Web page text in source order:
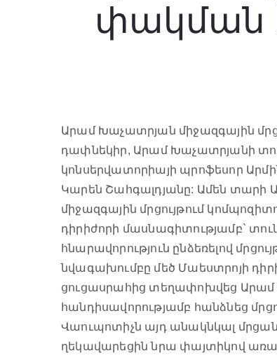
փակման
Արամ Խաչատրյան միջազգային
դափնեկիր, Արամ Խաչատրյանի
կոնսերվատորիայի պրոֆեսոր
Կարեն Շահգալդյանը: Ամեն տարի
միջազգային մրցույթում
դիրիժորի մասնագիտությամբ`
հնարավորություն ընձեռելով
նվագախումբը մեծ Մաեստրոյի
ցուցասրահից տեղափոխվեց Արամ
հանդիսավորությամբ հանձնեց
Վաուպոտիչն այդ անակնկալ
ղեկավարեցին նրա փայտիկով